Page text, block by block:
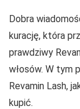
Dobra
kurację, która
prawdziwy
włosów. W tym
Revamin Lash,
kupić.